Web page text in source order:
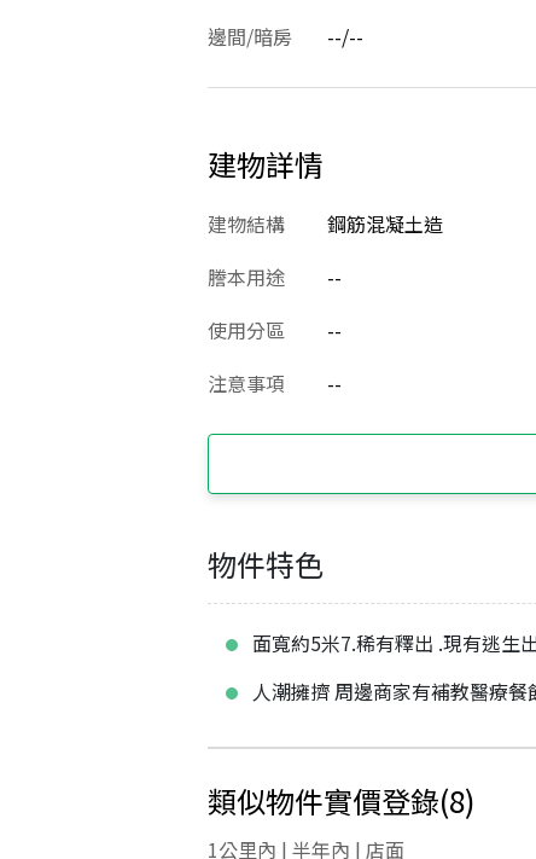
邊間/暗房
--/--
建物詳情
建物結構 鋼筋混凝土造
謄本用途
--
使用分區
--
注意事項
--
物件特色
面寬約5米7.稀有釋出 .現有逃生
人潮擁擠 周邊商家有補教醫療餐
類似物件實價登錄(8)
1公里內 | 半年內 | 店面